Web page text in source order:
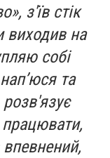
з'їв стік
виходив на
собі
та